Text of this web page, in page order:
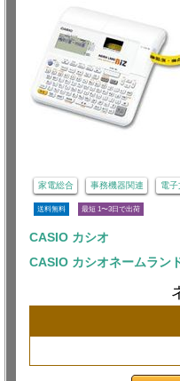
家電総合 事務機器関連 電
送料無料 最短 1〜3日で出荷
CASIO カシオ
CASIO カシオネームラン